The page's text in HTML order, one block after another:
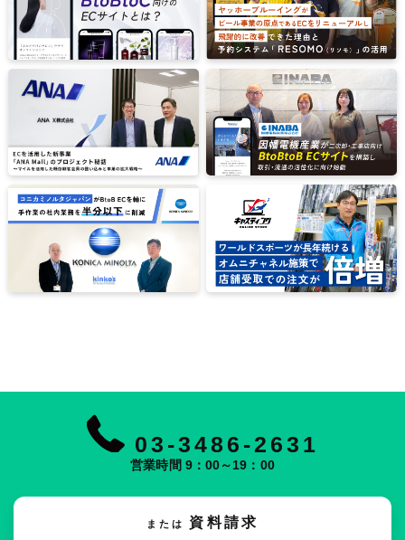
03-3486-2631
営業時間 9：00～19：00
または 資料請求